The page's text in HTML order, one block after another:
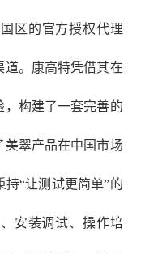
区的官方授权代理
道。康高特凭借其在
，构建了一套完善的
美翠产品在中国市场
“让测试更简单”的
安装调试、操作培